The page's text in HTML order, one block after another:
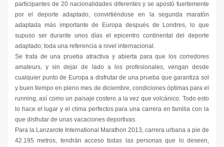
participantes de 20 nacionalidades diferentes y se apostó fuertemente
por el deporte adaptado, convirtiéndose en la segunda maratón
adaptada más importante de Europa después de Londres, lo que
supuso ser durante unos días el epicentro continental del deporte
adaptado; toda una referencia a nivel internacional.
Se trata de una prueba atractiva y abierta para que los corredores
amateurs, y sin dejar de lado a los profesionales, vengan desde
cualquier punto de Europa a disfrutar de una prueba que garantiza sol
y buen tiempo en pleno mes de diciembre, condiciones óptimas para el
running, así como un paisaje costero a la vez que volcánico. Todo esto
lo hace el lugar y el clima perfectos para una carrera en familia con la
que disfrutar de unas vacaciones deportivas.
Para la Lanzarote International Marathon 2013, carrera urbana a pie de
42.195 metros, tendrán acceso todas las personas que lo deseen,